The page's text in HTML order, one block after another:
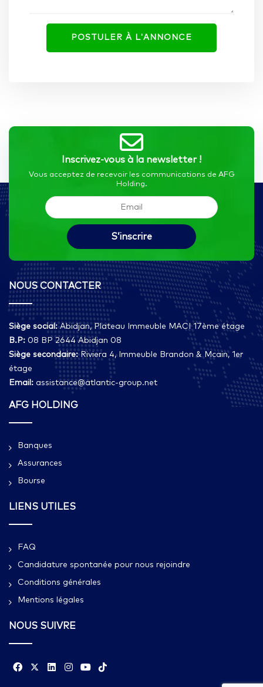
Inscrivez-vous à la newsletter !
Vous acceptez de recevoir les communications de AFG
Holding.
NOUS CONTACTER
Siège social:Abidjan, Plateau Immeuble MACI 17ème étage
B.P: 08 BP 2644 Abidjan 08
Siège secondaire:Riviera 4, Immeuble Brandon & Mcain, 1er
étage
Email: assistance@atlantic-group.net
AFG HOLDING
Banques
Assurances
Bourse
LIENS UTILES
FAQ
Candidature spontanée pour nous rejoindre
Conditions générales
Mentions légales
NOUS SUIVRE